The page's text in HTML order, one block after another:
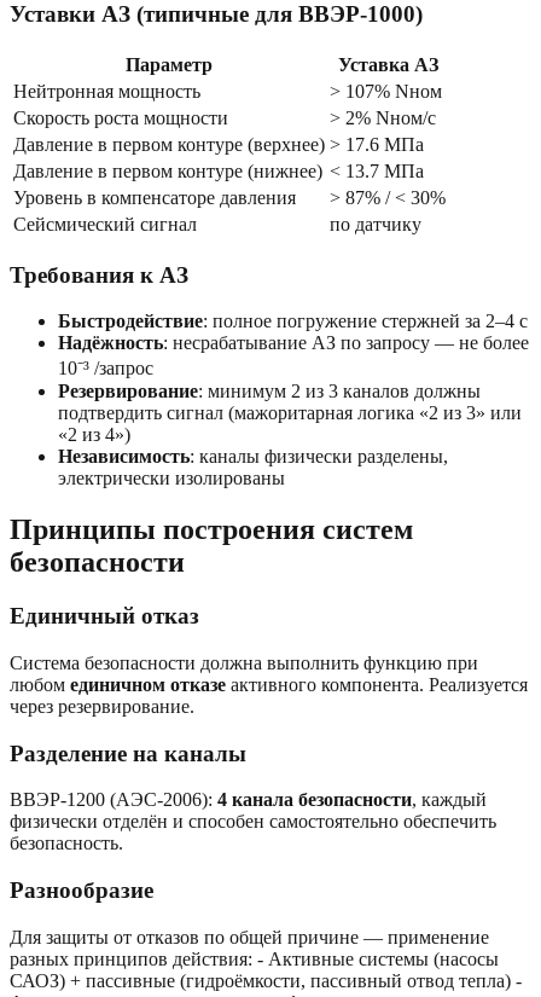
Уставки АЗ (типичные для ВВЭР-1000)
Параметр
Уставка АЗ
Нейтронная мощность
> 107% Nном
Скорость роста мощности
> 2% Nном/с
Давление в первом контуре (верхнее) > 17.6 МПа
Давление в первом контуре (нижнее) < 13.7 МПа
Уровень в компенсаторе давления
> 87% / < 30%
Сейсмический сигнал
по датчику
Требования к АЗ
Быстродействие: полное погружение стержней за 2–4 с
Надёжность: несрабатывание АЗ по запросу — не более
10⁻³ /запрос
Резервирование: минимум 2 из 3 каналов должны
подтвердить сигнал (мажоритарная логика «2 из 3» или
«2 из 4»)
Независимость: каналы физически разделены,
электрически изолированы
Принципы построения систем
безопасности
Единичный отказ
Система безопасности должна выполнить функцию при
любом единичном отказе активного компонента. Реализуется
через резервирование.
Разделение на каналы
ВВЭР-1200 (АЭС-2006): 4 канала безопасности, каждый
физически отделён и способен самостоятельно обеспечить
безопасность.
Разнообразие
Для защиты от отказов по общей причине — применение
разных принципов действия: - Активные системы (насосы
САОЗ) + пассивные (гидроёмкости, пассивный отвод тепла) -